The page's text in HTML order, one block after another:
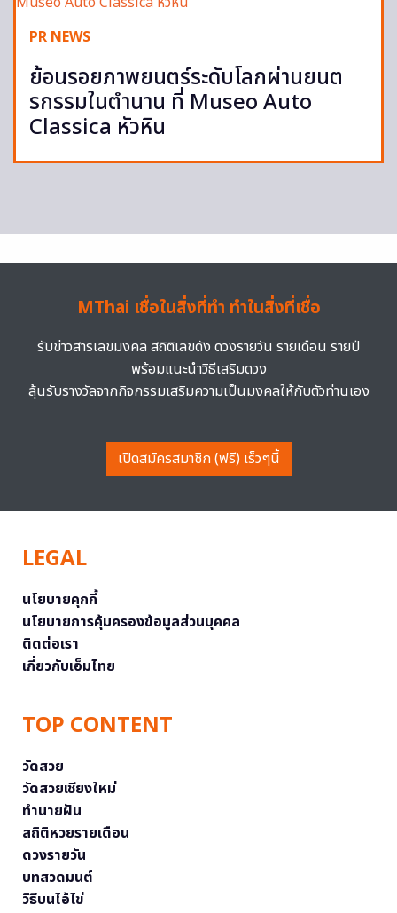
PR NEWS
ย้อนรอยภาพยนตร์ระดับโลกผ่านยนต
รกรรมในตำนาน ที่ Museo Auto
Classica หัวหิน
MThai เชื่อในสิ่งที่ทำ ทำในสิ่งที่เชื่อ
รับข่าวสารเลขมงคล สถิติเลขดัง ดวงรายวัน รายเดือน รายปี
พร้อมแนะนำวิธีเสริมดวง
ลุ้นรับรางวัลจากกิจกรรมเสริมความเป็นมงคลให้กับตัวท่านเอง
เปิดสมัครสมาชิก (ฟรี) เร็วๆนี้
LEGAL
นโยบายคุกกี้
นโยบายการคุ้มครองข้อมูลส่วนบุคคล
ติดต่อเรา
เกี่ยวกับเอ็มไทย
TOP CONTENT
วัดสวย
วัดสวยเชียงใหม่
ทำนายฝัน
สถิติหวยรายเดือน
ดวงรายวัน
บทสวดมนต์
วิธีบนไอ้ไข่